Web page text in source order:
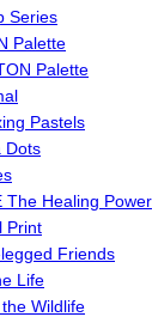
Series
Palette
Palette
Pastels
Dots
The Healing Power
Print
Friends
Life
Wildlife